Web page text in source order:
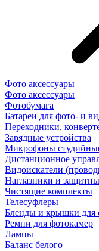
Фото аксессуары
Фото аксессуары
Фотобумага
Батареи для фото- и
Переходники,
Зарядные устройства
Микрофоны
Дистанционное
Видоискатели
Наглазники и
Чистящие комплекты
Телесуфлеры
Бленды и крышки для
Ремни для фотокамер
Лампы
Баланс белого